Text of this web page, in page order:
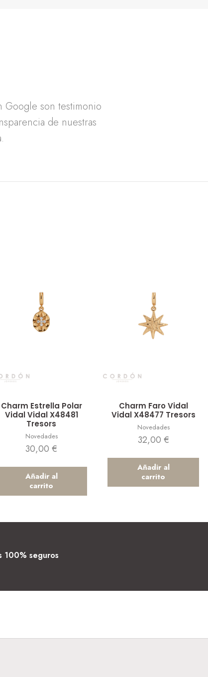
Google son testimonio
de nuestras
Charm Estrella Polar
Vidal Vidal X48481
Tresors
Novedades
30,00€
Añadir al
carrito
Charm Faro Vidal
Vidal X48477 Tresors
Novedades
32,00 €
Añadir al
carrito
100% seguros